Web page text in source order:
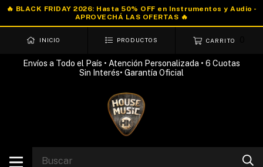
INICIO PRODUCTOS CARRITO
Envíos a Todo el País • Atención Personalizada • 6 Cuotas
Sin Interés• Garantía Oficial